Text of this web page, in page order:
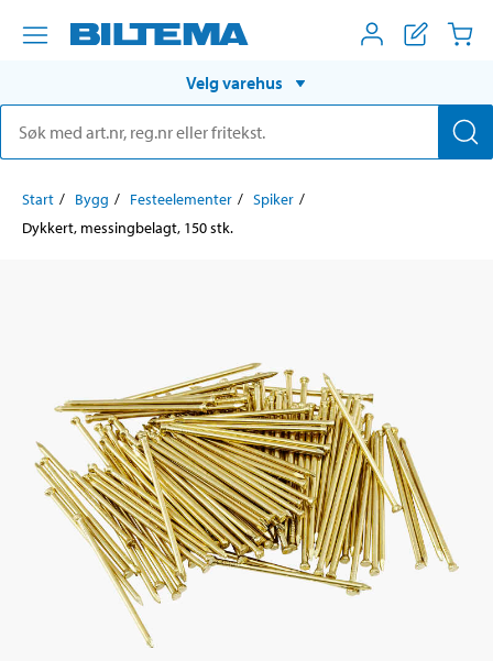
Velg varehus
Start Bygg Festeelementer
Spiker
Dykkert, messingbelagt, 150 stk.